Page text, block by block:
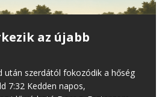
–
is volt egy
30-án kiadott gyorsjelentés
kérnek a
rendkívüli aszály
kezdődött – rendkívül
lép
a Kárpát-medencét, ezért az
harmadfokú hőségriasztást
az újabb
után szerdától fokozódik a hőség
7:32 Kedden napos,
vonultak át a
három hidegfront (!) is érkezett, de
legfeljebb kisebb